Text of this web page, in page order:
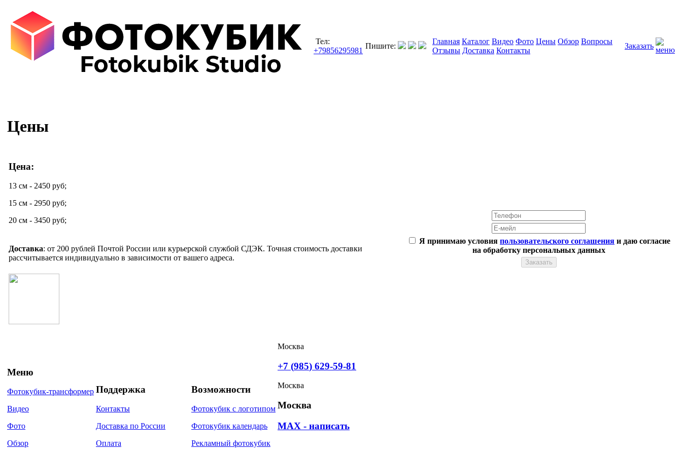
Тел:
+79856295981
Пишите:
Главная Каталог Видео Фото Цены Обзор Вопросы
Отзывы Доставка Контакты
Заказать
Цены
Цена:
13 см - 2450 руб;
15 см - 2950 руб;
20 см - 3450 руб;
Доставка: от 200 рублей Почтой России или курьерской службой СДЭК. Точная стоимость доставки
рассчитывается индивидуально в зависимости от вашего адреса.
Я принимаю условия пользовательского соглашения и даю согласие
на обработку персональных данных
Меню
Фотокубик-трансформер
Видео
Фото
Обзор
Поддержка
Контакты
Доставка по России
Оплата
Возможности
Фотокубик с логотипом
Фотокубик календарь
Рекламный фотокубик
Москва
+7 (985) 629-59-81
Москва
Москва
MAX - написать